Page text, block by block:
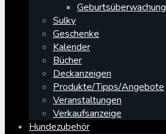
Geburtsüberwachung
Sulky
Geschenke
Kalender
Bücher
Deckanzeigen
Produkte/Tipps/Angebote
Veranstaltungen
Verkaufsanzeige
Hundezubehör